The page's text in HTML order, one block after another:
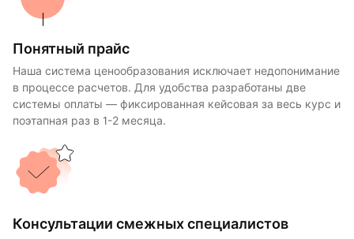
Понятный прайс
Наша система ценообразования исключает недопонимание
в процессе расчетов. Для удобства разработаны две
системы оплаты — фиксированная кейсовая за весь курс и
поэтапная раз в 1-2 месяца.
Консультации смежных специалистов